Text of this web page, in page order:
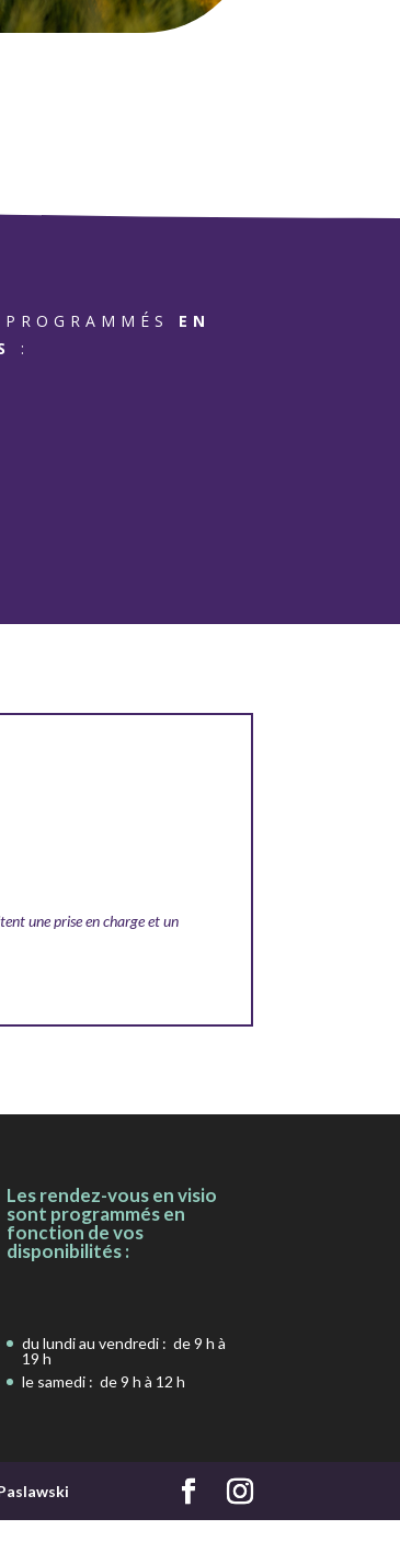
EN
:
une prise en charge et un
Les rendez-vous en visio
sont programmésen
fonction de vos
disponibilités:
du lundi au vendredi : de 9 h à
19 h
le samedi : de 9 h à 12 h